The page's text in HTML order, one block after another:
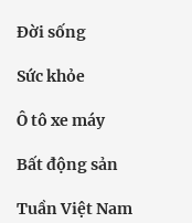
Đời sống
Sức khỏe
Ô tô xe máy
Bất động sản
Tuần Việt Nam